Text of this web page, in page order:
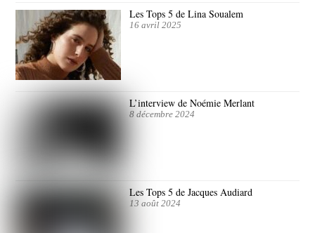
Les Tops 5 de Lina Soualem
16 avril 2025
L’interview de Noémie Merlant
8 décembre 2024
Les Tops 5 de Jacques Audiard
13 août 2024